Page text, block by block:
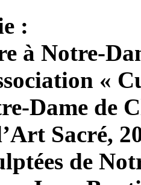
:
à Notre-
«
Dame de
Sacré,
de